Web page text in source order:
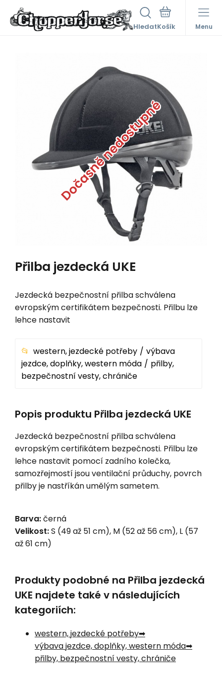
Hledat Menu
Dočasně nedostupné
Přilba jezdecká UKE
Jezdecká bezpečnostní přilba schválena
evropským certifikátem bezpečnosti. Přilbu lze
lehce nastavit
western, jezdecké potřeby
výbava
jezdce, doplňky, western móda
přilby,
bezpečnostní vesty, chrániče
Popis produktu Přilba jezdecká UKE
Jezdecká bezpečnostní přilba schválena
evropským certifikátem bezpečnosti. Přilbu lze
lehce nastavit pomocí zadního kolečka,
samozřejmostí jsou ventilační průduchy, povrch
přilby je nastříkán umělým sametem.
Barva:černá
Velikost:S (49 až 51 cm), M (52 až 56 cm), L (57
až 61 cm)
Produkty podobné na Přilba jezdecká
UKE najdete také v následujících
kategoriích:
western, jezdecké potřeby
výbava jezdce, doplňky, western móda
přilby, bezpečnostní vesty, chrániče